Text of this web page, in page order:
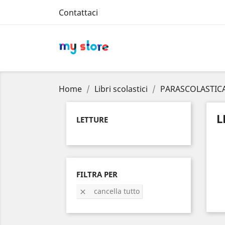
Contattaci
Home Libri scolastici
LETTURE
FILTRA PER
 cancella tutto